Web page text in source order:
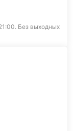
Без выходных